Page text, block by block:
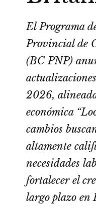
El Programa
Provincial de
(BC PNP)
2026,
económica
cambios
altamente
necesidades
fortalecer el
largo plazo en